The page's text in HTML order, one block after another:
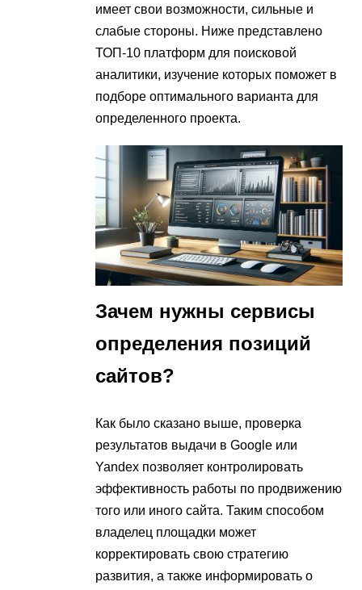
имеет свои возможности, сильные и
слабые стороны. Ниже представлено
ТОП-10 платформ для поисковой
аналитики, изучение которых поможет в
подборе оптимального варианта для
определенного проекта.
Зачем нужны сервисы
определения позиций
сайтов?
Как было сказано выше, проверка
результатов выдачи в Google или
Yandex позволяет контролировать
эффективность работы по продвижению
того или иного сайта. Таким способом
владелец площадки может
корректировать свою стратегию
развития, а также информировать о